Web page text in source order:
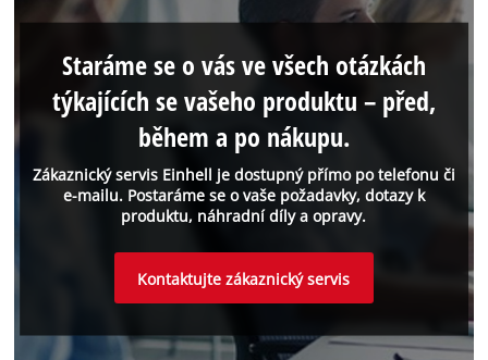
Zákaznický servis Einhell je dostupný přímo po telefonu či
e-mailu. Postaráme se o vaše požadavky, dotazy k
produktu, náhradní díly a opravy.
Staráme se o vás ve všech otázkách
týkajících se vašeho produktu – před,
během a po nákupu.
Kontaktujte zákaznický servis